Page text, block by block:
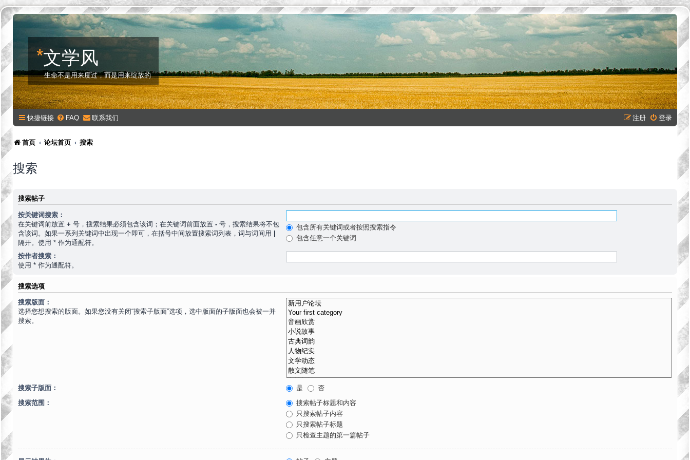
*文学风
生命不是用来度过，而是用来绽放的
快捷链接 FAQ 联系我们 登录
注册
首页 论坛首页 搜索
搜索
搜索帖子
按关键词搜索：
在关键词前放置 + 号，搜索结果必须包含该词；在关键词前面放置 - 号，搜索结果将不包
含该词。如果一系列关键词中出现一个即可，在括号中间放置搜索词列表，词与词间用 |
隔开。使用 * 作为通配符。
包含所有关键词或者按照搜索指令
包含任意一个关键词
按作者搜索：
使用 * 作为通配符。
搜索选项
搜索版面：
选择您想搜索的版面。如果您没有关闭“搜索子版面”选项，选中版面的子版面也会被一并
搜索。
搜索子版面： 是
否
搜索范围：
搜索帖子标题和内容
只搜索帖子内容
只搜索帖子标题
只检查主题的第一篇帖子